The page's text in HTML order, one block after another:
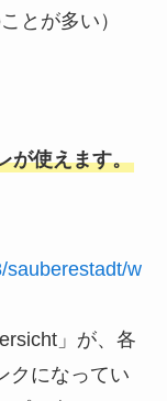
とが多い）
が使えます。
sauberestadt/w
」が、各
クになってい